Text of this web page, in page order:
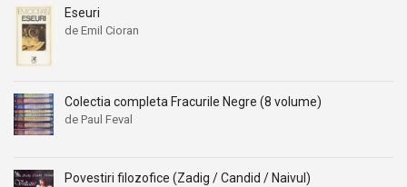
Eseuri
de Emil Cioran
Colectia completa Fracurile Negre (8 volume)
de Paul Feval
Povestiri filozofice (Zadig / Candid / Naivul)